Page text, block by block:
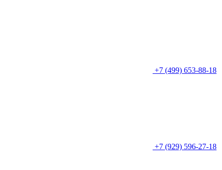
+7 (499) 653-88-18
+7 (929) 596-27-18